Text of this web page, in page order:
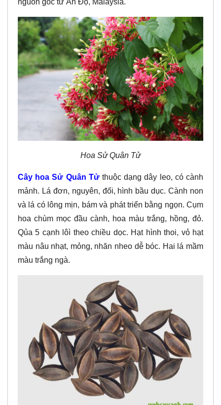
nguồn gốc từ Ấn Độ, Malaysia.
Hoa Sử Quân Tử
Cây hoa Sử Quân Tửthuộc dạng dây leo, có cành
mảnh. Lá đơn, nguyên, đối, hình bầu dục. Cành non
và lá có lông mịn, bám và phát triển bằng ngọn. Cụm
hoa chùm mọc đầu cành, hoa màu trắng, hồng, đỏ.
Qủa 5 cạnh lôì theo chiều dọc. Hạt hình thoi, vỏ hạt
màu nâu nhạt, mỏng, nhăn nheo dễ bóc. Hai lá mầm
màu trắng ngà.